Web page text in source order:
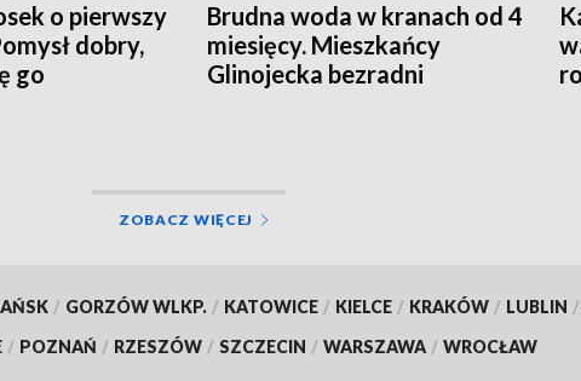
o pierwszy
dobry,
go
Brudna woda w kranach od 4
miesięcy. Mieszkańcy
Glinojecka bezradni
ZOBACZ WIĘCEJ
/ GORZÓW WLKP. / KATOWICE / KIELCE / KRAKÓW / LUBLIN /
/ POZNAŃ / RZESZÓW / SZCZECIN / WARSZAWA / WROCŁAW